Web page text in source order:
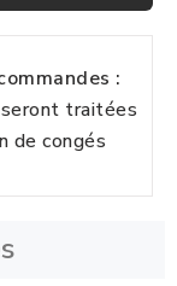
:
traitées
de congés